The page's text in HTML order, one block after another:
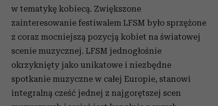
w tematykę kobiecą. Zwiększone
zainteresowanie festiwalem LFSM było sprzężone
z coraz mocniejszą pozycją kobiet na światowej
scenie muzycznej. LFSM jednogłośnie
okrzyknięty jako unikatowe i niezbędne
spotkanie muzyczne w całej Europie, stanowi
integralną cześć jednej z najgorętszej scen